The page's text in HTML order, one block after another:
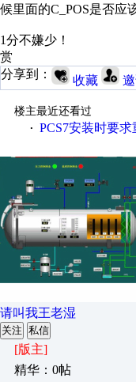
候里面的C_POS是否应
1分不嫌少！
赏
分享到：
收藏
楼主最近还看过
· PCS7安装时要求
请叫我王老湿
关注 私信
[版主]
精华：0帖